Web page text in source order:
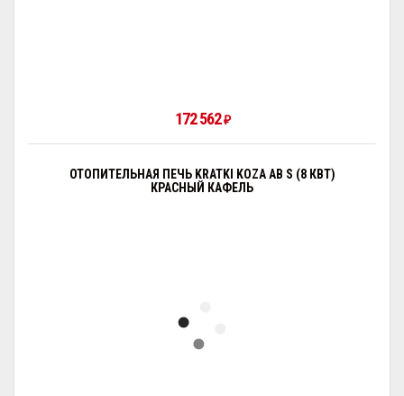
172 562₽
ОТОПИТЕЛЬНАЯ ПЕЧЬ KRATKI KOZA AB S (8 КВТ)
КРАСНЫЙ КАФЕЛЬ